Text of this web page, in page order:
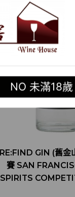
NO 未滿18歲
RE:FIND GIN (舊金
賽 SAN
SPIRITS